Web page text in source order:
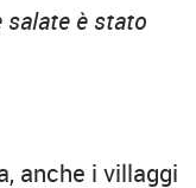
è stato
anche i villaggi